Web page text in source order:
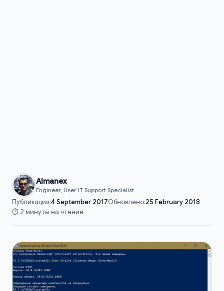
Almanex
Engineer, User IT Support Specialist
Публикация:4 September 2017Обновлено:25 February 2018
⏱️ 2 минуты на чтение